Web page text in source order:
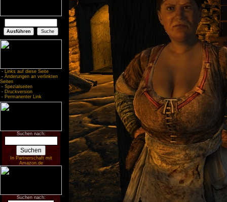
- Links auf diese Seite
- Änderungen an verlinkten
Seiten
- Spezialseiten
- Druckversion
- Permanenter Link
Suchen nach:
In Partnerschaft mit
Amazon.de
Suchen nach: